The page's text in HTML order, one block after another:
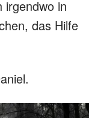
irgendwo in
das Hilfe